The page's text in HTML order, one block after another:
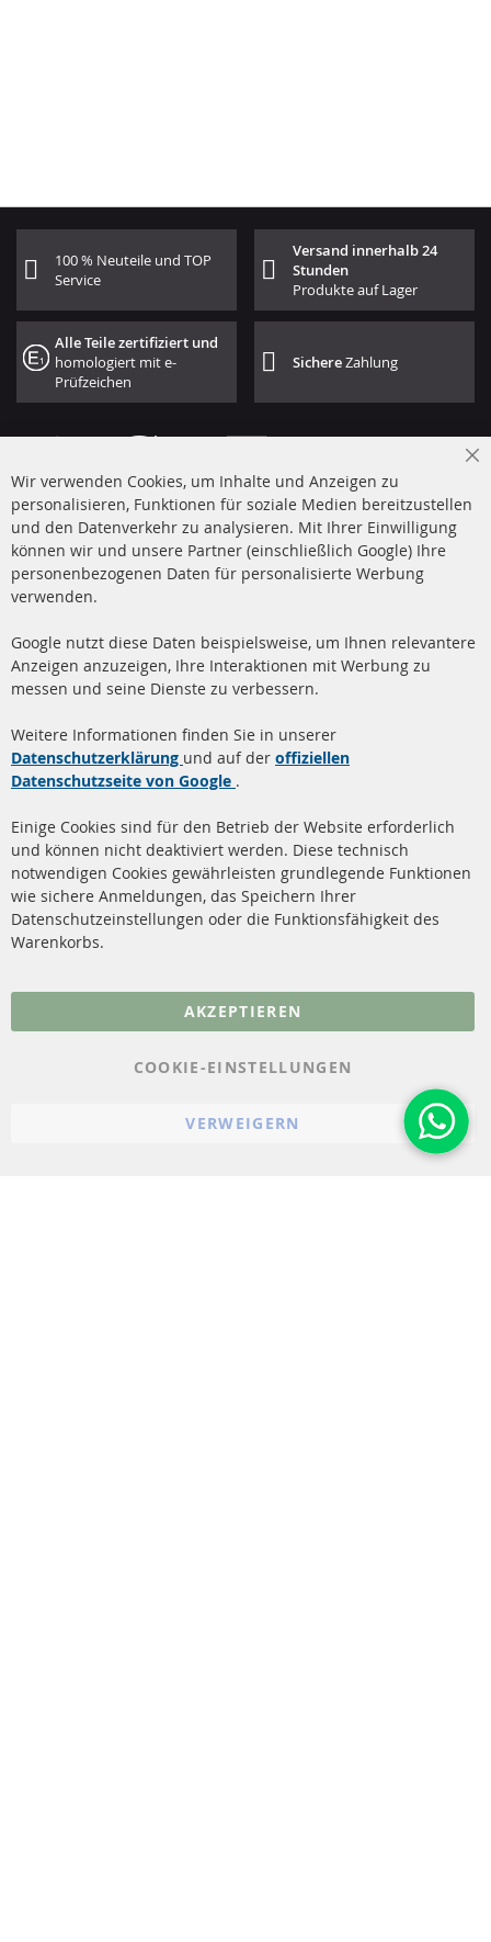
100 % Neuteile und TOP
Service
Versand innerhalb 24
Stunden
Produkte auf Lager
Alle Teile zertifiziert und
homologiert mit e-
Prüfzeichen
SichereZahlung
+49 (0) 4533 799 00 0
Mo-Do: 09-17 Uhr, Fr 09-16 Uhr
info@contra-automotive.de
facebook
instagram
Quick Links
Dieselpartikelfilter (DPF)
Dieselpartikelfilter
Katalysator (KAT)
Sensoren
FAQ
Kundenservice
Über uns
Versandkosten
Kontakt
Vertrag widerrufen
Wir verwenden Cookies, um Inhalte und Anzeigen zu
personalisieren, Funktionen für soziale Medien bereitzustellen
und den Datenverkehr zu analysieren. Mit Ihrer Einwilligung
können wir und unsere Partner (einschließlich Google) Ihre
personenbezogenen Daten für personalisierte Werbung
verwenden.
Google nutzt diese Daten beispielsweise, um Ihnen relevantere
Anzeigen anzuzeigen, Ihre Interaktionen mit Werbung zu
messen und seine Dienste zu verbessern.
Weitere Informationen finden Sie in unserer
Datenschutzerklärung und auf der offiziellen
Datenschutzseite von Google .
Einige Cookies sind für den Betrieb der Website erforderlich
und können nicht deaktiviert werden. Diese technisch
notwendigen Cookies gewährleisten grundlegende Funktionen
wie sichere Anmeldungen, das Speichern Ihrer
Datenschutzeinstellungen oder die Funktionsfähigkeit des
Warenkorbs.
AKZEPTIEREN
COOKIE-EINSTELLUNGEN
VERWEIGERN